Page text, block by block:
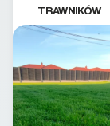
TRAWNIKÓW